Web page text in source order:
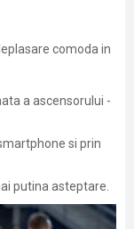
comoda in
a ascensorului -
si prin
putina asteptare.